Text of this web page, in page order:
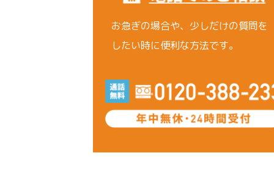
お急ぎの場合や、少しだけの質問を
したい時に便利な方法です。